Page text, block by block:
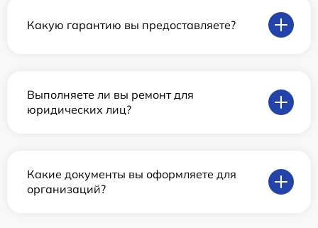
Какую гарантию вы предоставляете?
Выполняете ли вы ремонт для
юридических лиц?
Какие документы вы оформляете для
организаций?